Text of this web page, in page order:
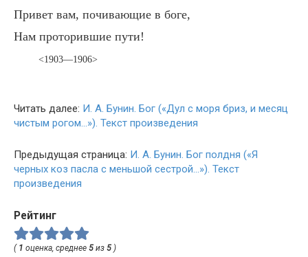
Привет вам, почивающие в боге,
Нам проторившие пути!
<1903—1906>
Читать далее: И. А. Бунин. Бог («Дул с моря бриз, и месяц
чистым рогом…»). Текст произведения
Предыдущая страница: И. А. Бунин. Бог полдня («Я
черных коз пасла с меньшой сестрой…»). Текст
произведения
Рейтинг
( 1 оценка, среднее 5 из 5 )